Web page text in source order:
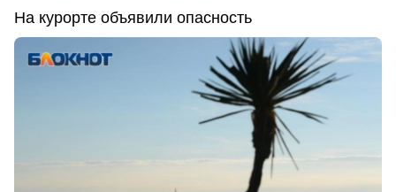
На курорте объявили опасность